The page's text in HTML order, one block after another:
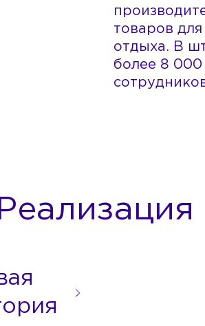
товаров для
отдыха. В
более 8 000
Реализация